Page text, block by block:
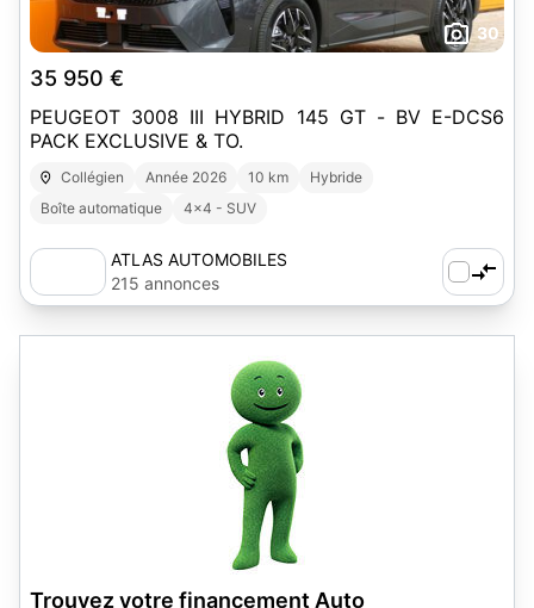
30
35 950 €
PEUGEOT 3008 III HYBRID 145 GT - BV E-DCS6
PACK EXCLUSIVE & TO.
Collégien Année 2026 10 km
Hybride
Boîte automatique
4x4 - SUV
ATLAS AUTOMOBILES
215 annonces
Trouvez votre financement Auto